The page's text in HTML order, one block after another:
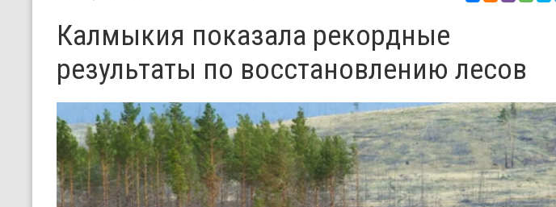
Калмыкия показала рекордные
результаты по восстановлению лесов